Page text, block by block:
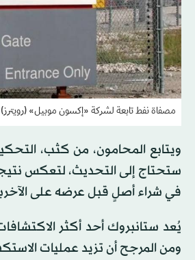
مصفاة نفط تابعة لشركة «إكسون موبيل» (رويترز)
ويتابع المحامون، من كثب،
ستحتاج إلى التحديث، لتعكس
في شراء أصلٍ قبل عرضه على
ومن المرجح أن تزيد عمليات